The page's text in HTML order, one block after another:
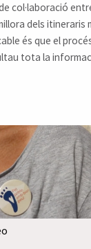
col·laboració
dels
és que el
tota la